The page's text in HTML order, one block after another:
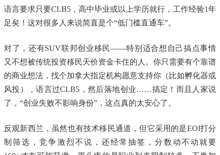
语言要求只要CLB5，高中毕业或以上学历就行，工作经验1年
足矣！这对很多人来说简直是个“低门槛直通车”。
对了，还有SUV联邦创业移民——特别适合想自己搞点事情
又不想被传统投资移民天价资金卡住的人。你只需要有个靠谱
的商业想法，找个加拿大指定机构愿意支持你（比如孵化器或
风投），语言过CLB5，然后落地创业……搞定！而且人家说
了，“创业失败不影响身份”，这点真的太安心了。
反观新西兰，虽然也有技术移民通道，但它采用的是EOI打分
制筛选，竞争激烈不说，还经常抽签，分数动不动就要